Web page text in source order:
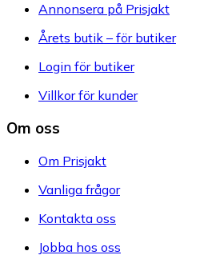
Annonsera på Prisjakt
Årets butik – för butiker
Login för butiker
Villkor för kunder
Om oss
Om Prisjakt
Vanliga frågor
Kontakta oss
Jobba hos oss